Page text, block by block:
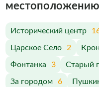
меcтоположению
Исторический центр
Царское Село 2
Фонтанка 3 Старый
За городом 6